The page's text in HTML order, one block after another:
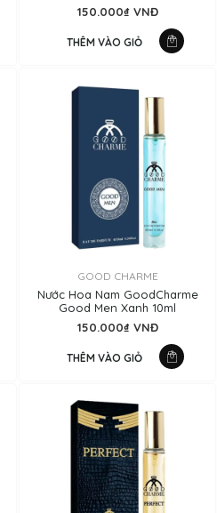
150.000₫ VNĐ
THÊM VÀO GIỎ
GOOD CHARME
Nước Hoa Nam GoodCharme
Good Men Xanh 10ml
150.000₫ VNĐ
THÊM VÀO GIỎ